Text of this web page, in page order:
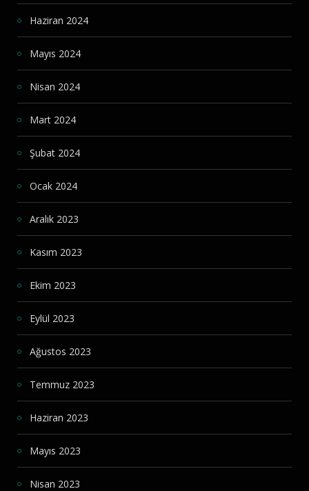
Haziran 2024
Mayıs 2024
Nisan 2024
Mart 2024
Şubat 2024
Ocak 2024
Aralık 2023
Kasım 2023
Ekim 2023
Eylül 2023
Ağustos 2023
Temmuz 2023
Haziran 2023
Mayıs 2023
Nisan 2023